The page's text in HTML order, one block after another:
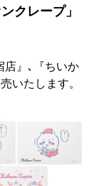
クレープ」
』､『ちいか
いたします。